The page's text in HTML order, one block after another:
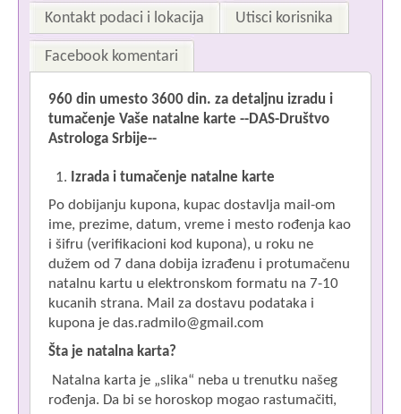
Kontakt podaci i lokacija Utisci korisnika
Facebook komentari
960 din umesto 3600 din. za detaljnu izradu i
tumačenje Vaše natalne karte --DAS-Društvo
Astrologa Srbije--
Izrada i tumačenje natalne karte
Po dobijanju kupona, kupac dostavlja mail-om
ime, prezime, datum, vreme i mesto rođenja kao
i šifru (verifikacioni kod kupona), u roku ne
dužem od 7 dana dobija izrađenu i protumačenu
natalnu kartu u elektronskom formatu na 7-10
kucanih strana. Mail za dostavu podataka i
kupona je das.radmilo@gmail.com
Šta je natalna karta?
Natalna karta je „slika“ neba u trenutku našeg
rođenja. Da bi se horoskop mogao rastumačiti,